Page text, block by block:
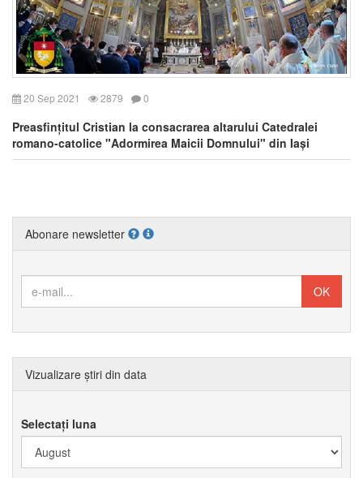
20 Sep 2021 2879 0
Preasfințitul Cristian la consacrarea altarului Catedralei
romano-catolice "Adormirea Maicii Domnului" din Iași
Abonare newsletter
Vizualizare știri din data
Selectați luna